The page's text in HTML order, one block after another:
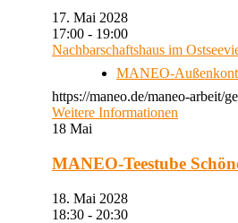
17. Mai 2028
17:00 - 19:00
Nachbarschaftshaus im
MANEO-
https://maneo.de/maneo-arbeit/
Weitere Informationen
18 Mai
MANEO-Teestube
18. Mai 2028
18:30 - 20:30